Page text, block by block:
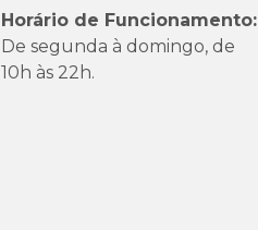
Horário de Funcionamento:
De segunda à domingo, de
10h às 22h.